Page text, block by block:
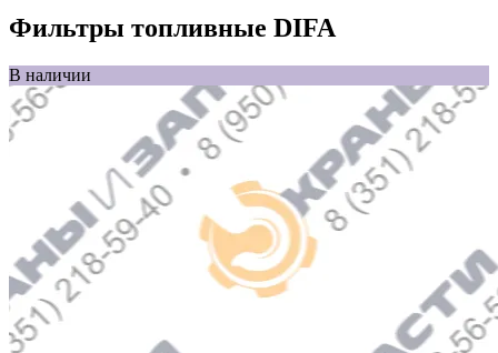
Фильтры топливные DIFA
В наличии